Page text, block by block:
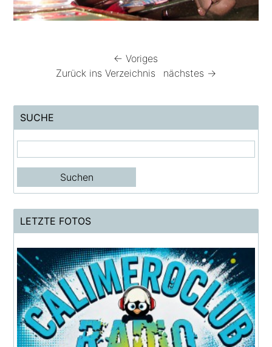
← Voriges
Zurück ins Verzeichnis
nächstes →
SUCHE
LETZTE FOTOS